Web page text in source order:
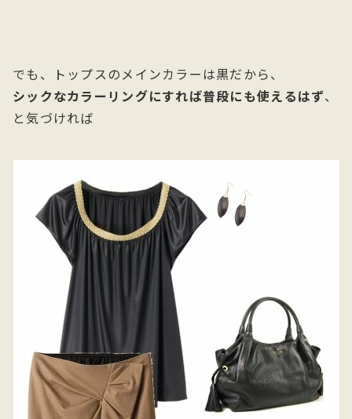
でも、トップスのメインカラーは黒だから、
シックなカラーリングにすれば普段にも使えるはず、
と気づければ